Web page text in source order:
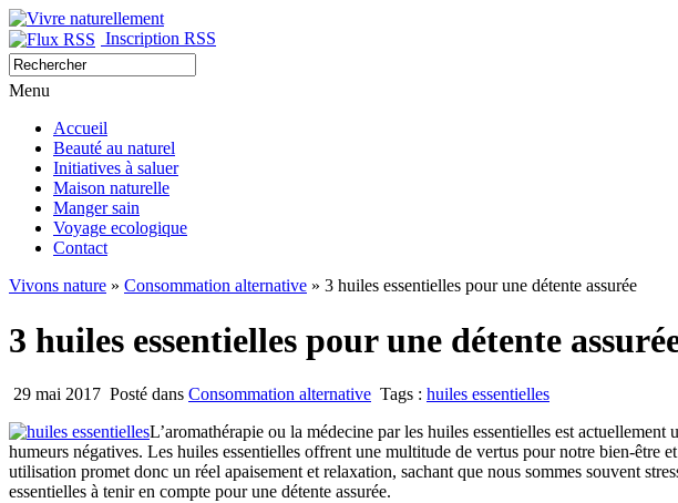
Inscription RSS
Menu
Accueil
Beauté au naturel
Initiatives à saluer
Maison naturelle
Manger sain
Voyage ecologique
Contact
Vivons nature » Consommation alternative » 3 huiles essentielles pour une détente assurée
3 huiles essentielles pour une détente
29 mai 2017 Posté dans Consommation alternative Tags : huiles essentielles
L’aromathérapie ou la médecine par les huiles essentielles est
humeurs négatives. Les huiles essentielles offrent une multitude de vertus pour notre bien-être
utilisation promet donc un réel apaisement et relaxation, sachant que nous sommes souvent
essentielles à tenir en compte pour une détente assurée.